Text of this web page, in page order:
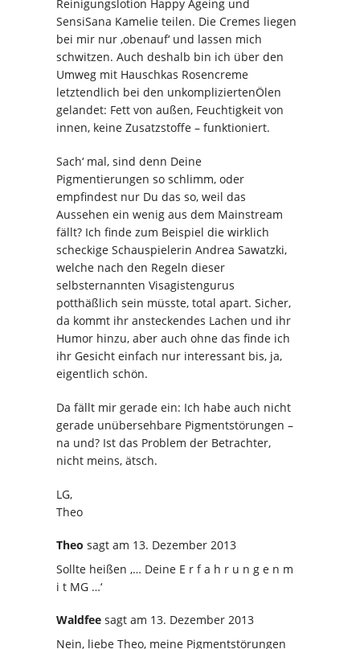
Reinigungslotion Happy Ageing und
SensiSana Kamelie teilen. Die Cremes liegen
bei mir nur ‚obenauf‘ und lassen mich
schwitzen. Auch deshalb bin ich über den
Umweg mit Hauschkas Rosencreme
letztendlich bei den unkompliziertenÖlen
gelandet: Fett von außen, Feuchtigkeit von
innen, keine Zusatzstoffe – funktioniert.
Sach‘ mal, sind denn Deine
Pigmentierungen so schlimm, oder
empfindest nur Du das so, weil das
Aussehen ein wenig aus dem Mainstream
fällt? Ich finde zum Beispiel die wirklich
scheckige Schauspielerin Andrea Sawatzki,
welche nach den Regeln dieser
selbsternannten Visagistengurus
potthäßlich sein müsste, total apart. Sicher,
da kommt ihr ansteckendes Lachen und ihr
Humor hinzu, aber auch ohne das finde ich
ihr Gesicht einfach nur interessant bis, ja,
eigentlich schön.
Da fällt mir gerade ein: Ich habe auch nicht
gerade unübersehbare Pigmentstörungen –
na und? Ist das Problem der Betrachter,
nicht meins, ätsch.
LG,
Theo
Theo sagt am 13. Dezember 2013
Sollte heißen ‚… Deine E r f a h r u n g e n m
i t MG …‘
Waldfee sagt am 13. Dezember 2013
Nein, liebe Theo, meine Pigmentstörungen